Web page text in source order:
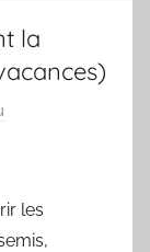
la
les